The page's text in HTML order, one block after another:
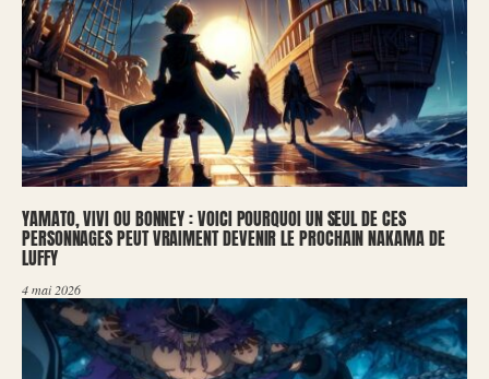
YAMATO, VIVI OU BONNEY : VOICI POURQUOI UN SEUL DE CES
PERSONNAGES PEUT VRAIMENT DEVENIR LE PROCHAIN NAKAMA DE
LUFFY
4 mai 2026